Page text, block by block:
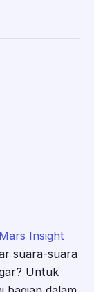
Mars Insight
suara-suara
Untuk